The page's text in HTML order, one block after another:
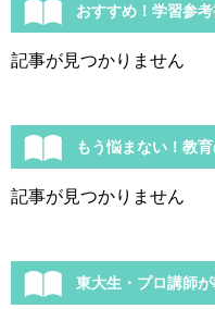
おすすめ！学習参
記事が見つかりません
もう悩まない！教
記事が見つかりません
東大生・プロ講師